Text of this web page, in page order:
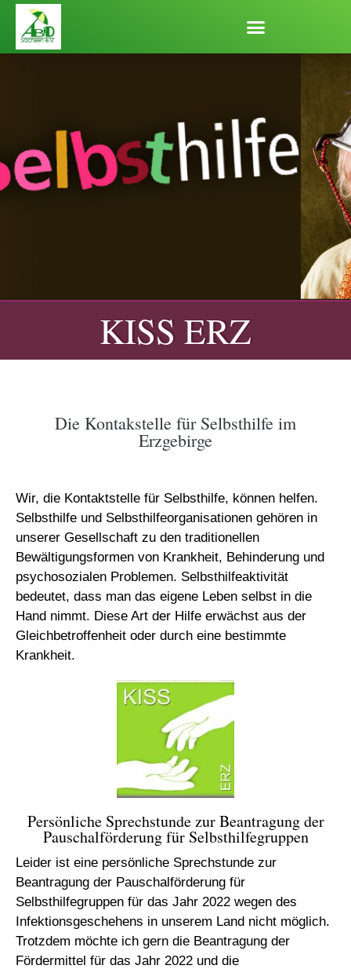
Inhalt
springen
KISS ERZ
Die Kontakstelle für Selbsthilfe im
Erzgebirge
Wir, die Kontaktstelle für Selbsthilfe, können helfen.
Selbsthilfe und Selbsthilfeorganisationen gehören in
unserer Gesellschaft zu den traditionellen
Bewältigungsformen von Krankheit, Behinderung und
psychosozialen Problemen. Selbsthilfeaktivität
bedeutet, dass man das eigene Leben selbst in die
Hand nimmt. Diese Art der Hilfe erwächst aus der
Gleichbetroffenheit oder durch eine bestimmte
Krankheit.
Persönliche Sprechstunde zur Beantragung der
Pauschalförderung für Selbsthilfegruppen
Leider ist eine persönliche Sprechstunde zur
Beantragung der Pauschalförderung für
Selbsthilfegruppen für das Jahr 2022 wegen des
Infektionsgeschehens in unserem Land nicht möglich.
Trotzdem möchte ich gern die Beantragung der
Fördermittel für das Jahr 2022 und die